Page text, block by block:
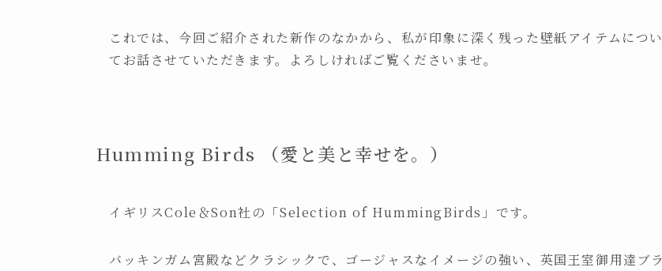
これでは、今回ご紹介された新作のなかから、私が印象に深く残った壁紙アイテムについ
てお話させていただきます。よろしければご覧くださいませ。
Humming Birds （愛と美と幸せを。）
イギリスCole＆Son社の「Selection of HummingBirds」です。
バッキンガム宮殿などクラシックで、ゴージャスなイメージの強い、英国王室御用達ブラ